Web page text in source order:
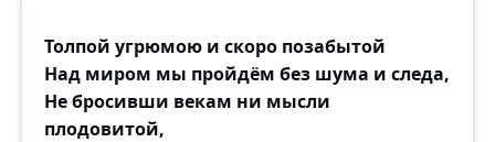
Толпой угрюмою и скоро позабытой
Над миром мы пройдём без шума и следа,
Не бросивши векам ни мысли
плодовитой,